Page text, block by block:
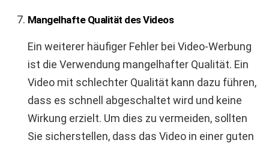
Mangelhafte Qualität des Videos
Ein weiterer häufiger Fehler bei Video-Werbung
ist die Verwendung mangelhafter Qualität. Ein
Video mit schlechter Qualität kann dazu führen,
dass es schnell abgeschaltet wird und keine
Wirkung erzielt. Um dies zu vermeiden, sollten
Sie sicherstellen, dass das Video in einer guten